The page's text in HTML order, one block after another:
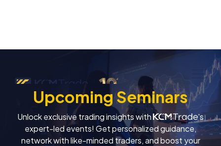
Upcoming Seminars
Unlock exclusive trading insights with
's
expert-led events! Get personalized guidance,
network with like-minded traders, and boost your